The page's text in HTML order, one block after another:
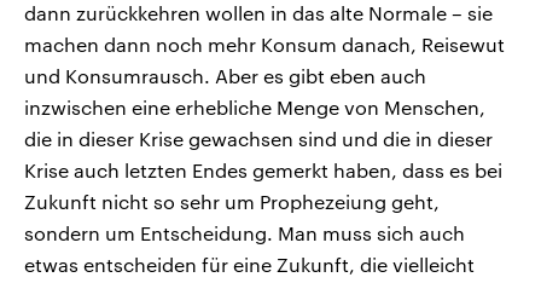
dann zurückkehren wollen in das alte Normale – sie
machen dann noch mehr Konsum danach, Reisewut
und Konsumrausch. Aber es gibt eben auch
inzwischen eine erhebliche Menge von Menschen,
die in dieser Krise gewachsen sind und die in dieser
Krise auch letzten Endes gemerkt haben, dass es bei
Zukunft nicht so sehr um Prophezeiung geht,
sondern um Entscheidung. Man muss sich auch
etwas entscheiden für eine Zukunft, die vielleicht